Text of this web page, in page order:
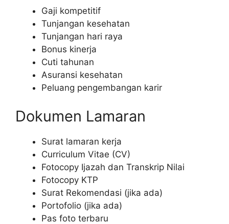
Gaji kompetitif
Tunjangan kesehatan
Tunjangan hari raya
Bonus kinerja
Cuti tahunan
Asuransi kesehatan
Peluang pengembangan karir
Dokumen Lamaran
Surat lamaran kerja
Curriculum Vitae (CV)
Fotocopy Ijazah dan Transkrip Nilai
Fotocopy KTP
Surat Rekomendasi (jika ada)
Portofolio (jika ada)
Pas foto terbaru